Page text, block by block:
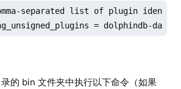
[192.168.100.45:8000] # 需要修改
[192.168.100.45:8000] # 需要修改
/machine_metrics
separated list of plugin
= dolphindb-
的 bin 文件夹中执行以下命令（如果